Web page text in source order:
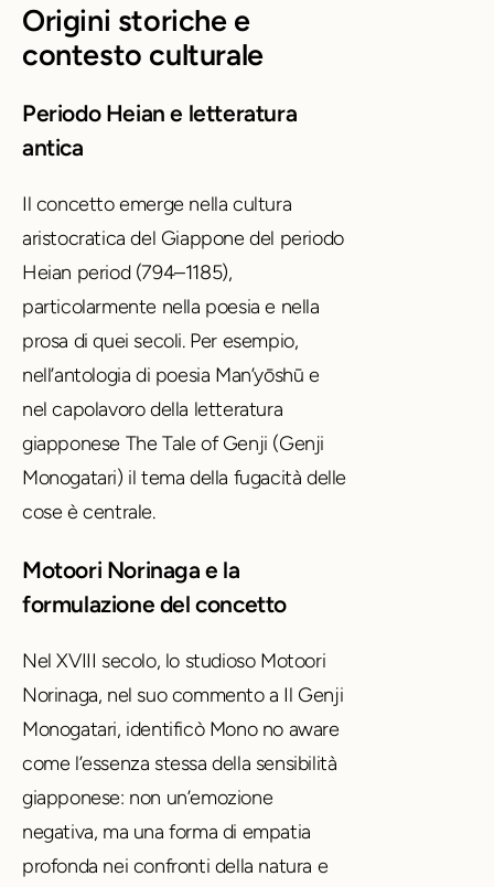
Origini storiche e
contesto culturale
Periodo Heian e letteratura
antica
Il concetto emerge nella cultura
aristocratica del Giappone del periodo
Heian period (794–1185),
particolarmente nella poesia e nella
prosa di quei secoli. Per esempio,
nell’antologia di poesia Man’yōshū e
nel capolavoro della letteratura
giapponese The Tale of Genji (Genji
Monogatari) il tema della fugacità delle
cose è centrale.
Motoori Norinaga e la
formulazione del concetto
Nel XVIII secolo, lo studioso Motoori
Norinaga, nel suo commento a Il Genji
Monogatari, identificò Mono no aware
come l’essenza stessa della sensibilità
giapponese: non un’emozione
negativa, ma una forma di empatia
profonda nei confronti della natura e